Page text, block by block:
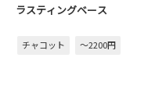
ラスティングベース
チャコット ～2200円